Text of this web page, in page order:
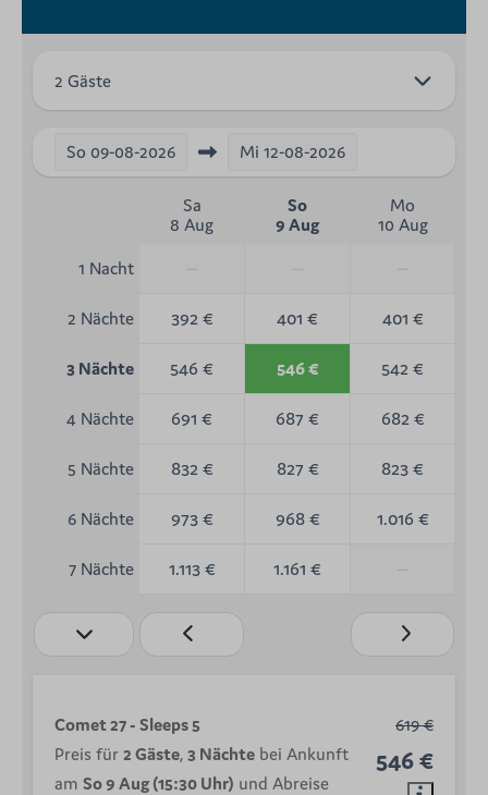
2 Gäste
So 09-08-2026 Mi 12-08-2026
Sa
8 Aug
So
9 Aug
Mo
10 Aug
1 Nacht
2 Nächte 392 € 401 € 401 €
3 Nächte 546 € 546 € 542 €
4 Nächte 691 € 687 € 682 €
5 Nächte 832 € 827 € 823 €
6 Nächte 973 € 968 € 1.016 €
7 Nächte 1.113 € 1.161 €
619 €
546 €
Comet 27 - Sleeps 5
Preis für 2 Gäste, 3 Nächte bei Ankunft
am So 9 Aug (15:30 Uhr) und Abreise